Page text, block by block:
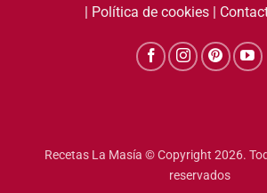
Política de cookies|
Recetas La Masía © Copyright 2026.
reservados